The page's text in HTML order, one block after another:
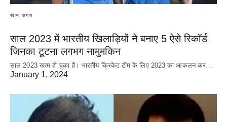
खेल जगत
साल 2023 में भारतीय खिलाड़ियों ने बनाए 5 ऐसे रिकॉर्ड
जिनका टूटना लगभग नामुमकिन
साल 2023 खत्म हो चुका है। भारतीय क्रिकेट‌ टीम के लिए 2023 का आकलन कर…
January 1, 2024